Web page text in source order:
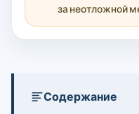
за неотложной
Содержание